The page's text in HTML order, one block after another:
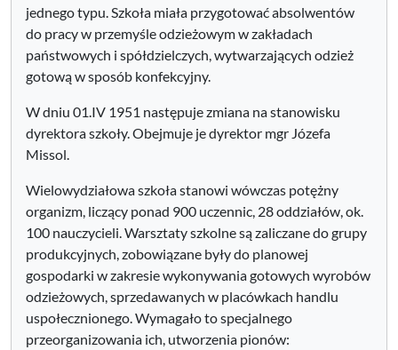
jednego typu. Szkoła miała przygotować absolwentów
do pracy w przemyśle odzieżowym w zakładach
państwowych i spółdzielczych, wytwarzających odzież
gotową w sposób konfekcyjny.
W dniu 01.IV 1951 następuje zmiana na stanowisku
dyrektora szkoły. Obejmuje je dyrektor mgr Józefa
Missol.
Wielowydziałowa szkoła stanowi wówczas potężny
organizm, liczący ponad 900 uczennic, 28 oddziałów, ok.
100 nauczycieli. Warsztaty szkolne są zaliczane do grupy
produkcyjnych, zobowiązane były do planowej
gospodarki w zakresie wykonywania gotowych wyrobów
odzieżowych, sprzedawanych w placówkach handlu
uspołecznionego. Wymagało to specjalnego
przeorganizowania ich, utworzenia pionów: